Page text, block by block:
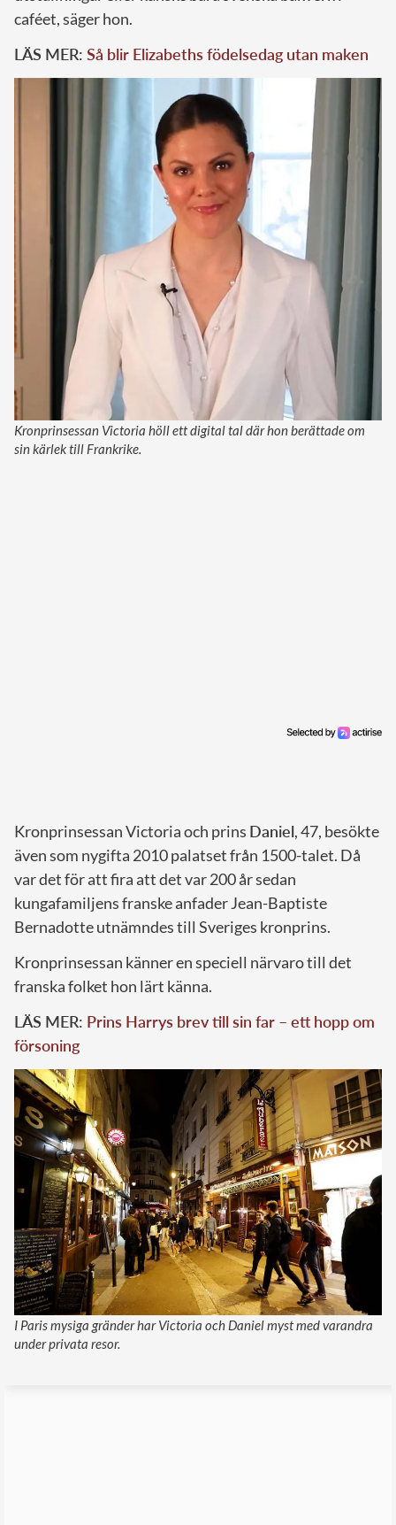
caféet, säger hon.
LÄS MER: Så blir Elizabeths födelsedag utan maken
Kronprinsessan Victoria höll ett digital tal där hon berättade om
sin kärlek till Frankrike.
Kronprinsessan Victoria och prins Daniel, 47, besökte
även som nygifta 2010 palatset från 1500-talet. Då
var det för att fira att det var 200 år sedan
kungafamiljens franske anfader Jean-Baptiste
Bernadotte utnämndes till Sveriges kronprins.
Kronprinsessan känner en speciell närvaro till det
franska folket hon lärt känna.
LÄS MER: Prins Harrys brev till sin far – ett hopp om
försoning
I Paris mysiga gränder har Victoria och Daniel myst med varandra
under privata resor.